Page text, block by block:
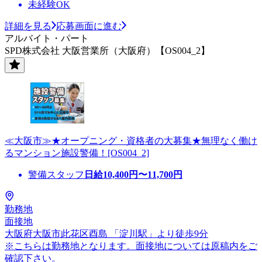
未経験OK
詳細を見る
応募画面に進む
アルバイト・パート
SPD株式会社 大阪営業所（大阪府）【OS004_2】
≪大阪市≫★オープニング・資格者の大募集★無理なく働け
るマンション施設警備！[OS004_2]
警備スタッフ 日給10,400円〜11,700円
勤務地
面接地
大阪府大阪市此花区酉島 「淀川駅」より徒歩9分
※こちらは勤務地となります。面接地については原稿内をご
確認下さい。